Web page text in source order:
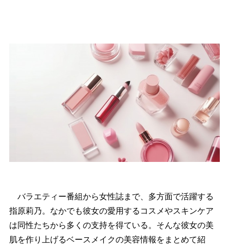
バラエティー番組から女性誌まで、多方面で活躍する
指原莉乃。なかでも彼女の愛用するコスメやスキンケア
は同性たちから多くの支持を得ている。そんな彼女の美
肌を作り上げるベースメイクの美容情報をまとめて紹